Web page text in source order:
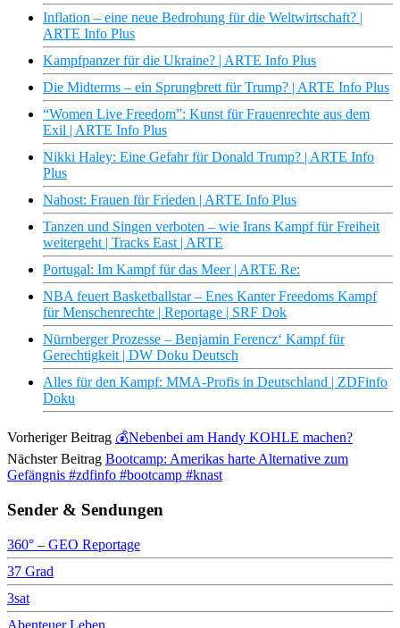
Inflation – eine neue Bedrohung für die Weltwirtschaft? |
ARTE Info Plus
Kampfpanzer für die Ukraine? | ARTE Info Plus
Die Midterms – ein Sprungbrett für Trump? | ARTE Info Plus
“Women Live Freedom”: Kunst für Frauenrechte aus dem
Exil | ARTE Info Plus
Nikki Haley: Eine Gefahr für Donald Trump? | ARTE Info
Plus
Nahost: Frauen für Frieden | ARTE Info Plus
Tanzen und Singen verboten – wie Irans Kampf für Freiheit
weitergeht | Tracks East | ARTE
Portugal: Im Kampf für das Meer | ARTE Re:
NBA feuert Basketballstar – Enes Kanter Freedoms Kampf
für Menschenrechte | Reportage | SRF Dok
Nürnberger Prozesse – Benjamin Ferencz‘ Kampf für
Gerechtigkeit | DW Doku Deutsch
Alles für den Kampf: MMA-Profis in Deutschland | ZDFinfo
Doku
Vorheriger Beitrag 💰Nebenbei am Handy KOHLE machen?
Nächster Beitrag Bootcamp: Amerikas harte Alternative zum
Gefängnis #zdfinfo #bootcamp #knast
Sender & Sendungen
360° – GEO Reportage
37 Grad
3sat
Abenteuer Leben